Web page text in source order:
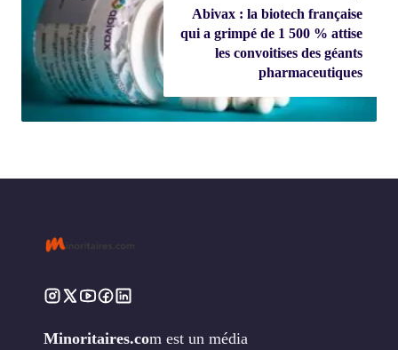
Abivax : la biotech française
qui a grimpé de 1 500 % attise
les convoitises des géants
pharmaceutiques
Minoritaires.com est un média